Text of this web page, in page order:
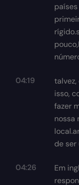
04:19
isso,
fazer
nossa
de ser
04:26
Em